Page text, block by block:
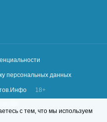
персональных данных
18+
с тем, что мы используем